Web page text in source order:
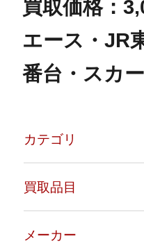
買取価格：
エース・JR
番台・スカ
カテゴリ
買取品目
メーカー